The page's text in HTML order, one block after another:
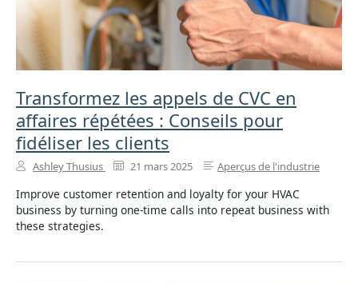
Transformez les appels de CVC en
affaires répétées : Conseils pour
fidéliser les clients
Ashley Thusius 21 mars 2025 Aperçus de l'industrie
Improve customer retention and loyalty for your HVAC
business by turning one-time calls into repeat business with
these strategies.